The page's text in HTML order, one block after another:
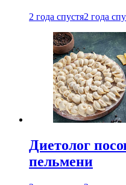
2 года спустя2 года
Диетолог
пельмени